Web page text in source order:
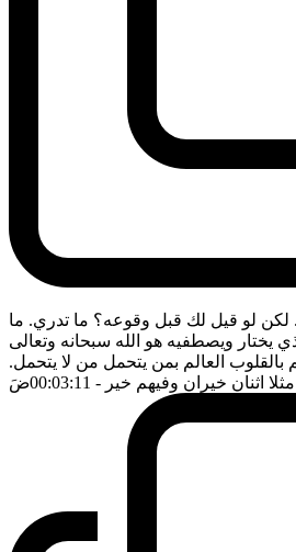
لو قيل لك قبل وقوعه؟ ما تدري. ما
يختار ويصطفيه هو الله سبحانه وتعالى
بالقلوب العالم بمن يتحمل من لا يتحمل.
اثنان خيران وفيهم خير - 00:03:11 ضَ